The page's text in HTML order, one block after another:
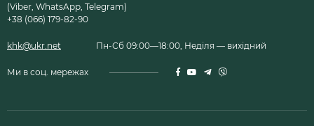
(Viber, WhatsApp, Telegram)
+38 (066) 179-82-90
khk@ukr.net Пн-Сб 09:00—18:00, Неділя — вихідний
Ми в соц. мережах